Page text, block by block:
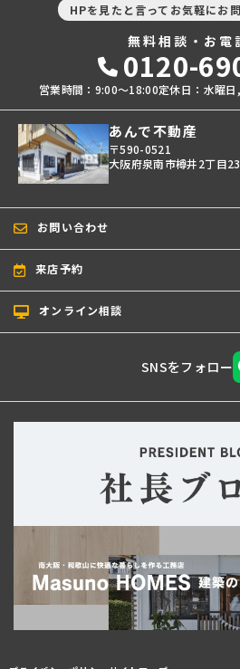
HPを見たと言ってお気軽にお
無料相談・お電
0120-
営業時間：9:00〜18:00定休日：水曜
あんで不動産
〒590-0521
大阪府泉南市樽井2丁目
お問い合わせ
来店予約
オンライン相談
SNSをフォロー